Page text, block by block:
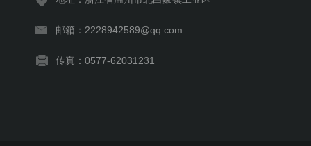
邮箱：2228942589@qq.com
传真：0577-62031231